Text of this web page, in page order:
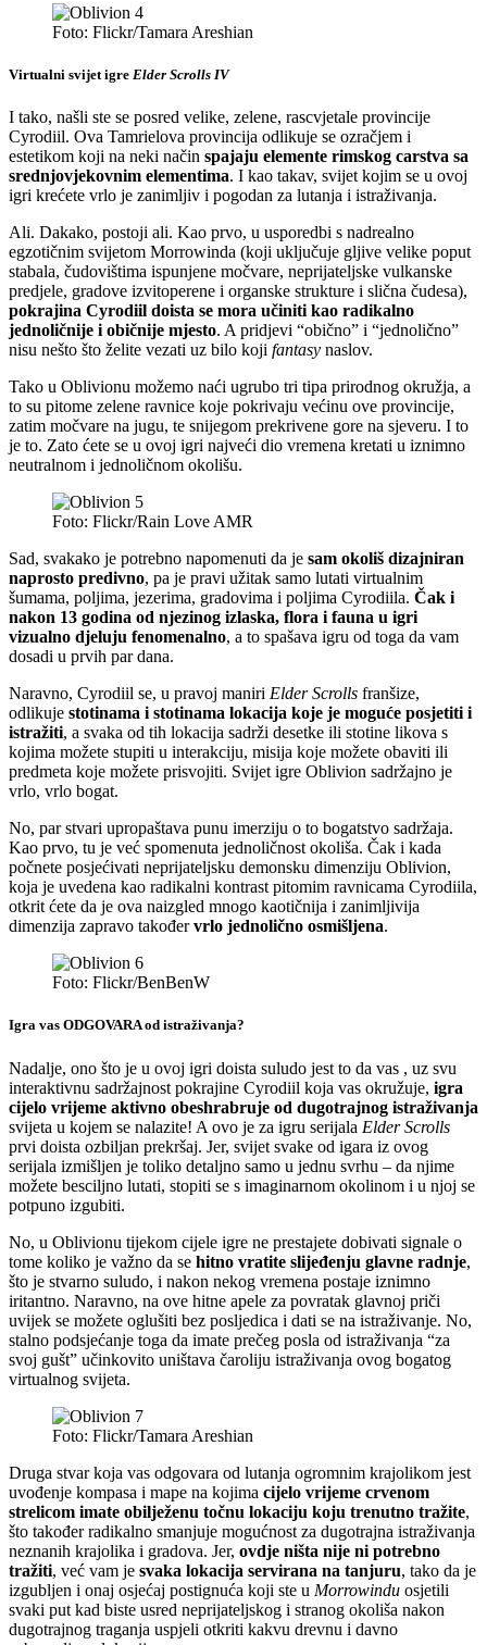
Foto: Flickr/Tamara Areshian
Virtualni svijet igre Elder Scrolls IV
I tako, našli ste se posred velike, zelene, rascvjetale provincije
Cyrodiil. Ova Tamrielova provincija odlikuje se ozračjem i
estetikom koji na neki način spajaju elemente rimskog carstva sa
srednjovjekovnim elementima. I kao takav, svijet kojim se u ovoj
igri krećete vrlo je zanimljiv i pogodan za lutanja i istraživanja.
Ali. Dakako, postoji ali. Kao prvo, u usporedbi s nadrealno
egzotičnim svijetom Morrowinda (koji uključuje gljive velike poput
stabala, čudovištima ispunjene močvare, neprijateljske vulkanske
predjele, gradove izvitoperene i organske strukture i slična čudesa),
pokrajina Cyrodiil doista se mora učiniti kao radikalno
jednoličnije i običnije mjesto. A pridjevi “obično” i “jednolično”
nisu nešto što želite vezati uz bilo koji fantasy naslov.
Tako u Oblivionu možemo naći ugrubo tri tipa prirodnog okružja, a
to su pitome zelene ravnice koje pokrivaju većinu ove provincije,
zatim močvare na jugu, te snijegom prekrivene gore na sjeveru. I to
je to. Zato ćete se u ovoj igri najveći dio vremena kretati u iznimno
neutralnom i jednoličnom okolišu.
Foto: Flickr/Rain Love AMR
Sad, svakako je potrebno napomenuti da je sam okoliš dizajniran
naprosto predivno, pa je pravi užitak samo lutati virtualnim
šumama, poljima, jezerima, gradovima i poljima Cyrodiila. Čak i
nakon 13 godina od njezinog izlaska, flora i fauna u igri
vizualno djeluju fenomenalno, a to spašava igru od toga da vam
dosadi u prvih par dana.
Naravno, Cyrodiil se, u pravoj maniri Elder Scrolls franšize,
odlikuje stotinama i stotinama lokacija koje je moguće posjetiti i
istražiti, a svaka od tih lokacija sadrži desetke ili stotine likova s
kojima možete stupiti u interakciju, misija koje možete obaviti ili
predmeta koje možete prisvojiti. Svijet igre Oblivion sadržajno je
vrlo, vrlo bogat.
No, par stvari upropaštava punu imerziju o to bogatstvo sadržaja.
Kao prvo, tu je već spomenuta jednoličnost okoliša. Čak i kada
počnete posjećivati neprijateljsku demonsku dimenziju Oblivion,
koja je uvedena kao radikalni kontrast pitomim ravnicama Cyrodiila,
otkrit ćete da je ova naizgled mnogo kaotičnija i zanimljivija
dimenzija zapravo takođervrlo jednolično osmišljena.
Foto: Flickr/BenBenW
Igra vas ODGOVARA od istraživanja?
Nadalje, ono što je u ovoj igri doista suludo jest to da vas , uz svu
interaktivnu sadržajnost pokrajine Cyrodiil koja vas okružuje, igra
cijelo vrijeme aktivno obeshrabruje od dugotrajnog istraživanja
svijeta u kojem se nalazite! A ovo je za igru serijala Elder Scrolls
prvi doista ozbiljan prekršaj. Jer, svijet svake od igara iz ovog
serijala izmišljen je toliko detaljno samo u jednu svrhu – da njime
možete besciljno lutati, stopiti se s imaginarnom okolinom i u njoj se
potpuno izgubiti.
No, u Oblivionu tijekom cijele igre ne prestajete dobivati signale o
tome koliko je važno da se hitno vratite slijeđenju glavne radnje,
što je stvarno suludo, i nakon nekog vremena postaje iznimno
iritantno. Naravno, na ove hitne apele za povratak glavnoj priči
uvijek se možete oglušiti bez posljedica i dati se na istraživanje. No,
stalno podsjećanje toga da imate prečeg posla od istraživanja “za
svoj gušt” učinkovito uništava čaroliju istraživanja ovog bogatog
virtualnog svijeta.
Foto: Flickr/Tamara Areshian
Druga stvar koja vas odgovara od lutanja ogromnim krajolikom jest
uvođenje kompasa i mape na kojima cijelo vrijeme crvenom
strelicom imate obilježenu točnu lokaciju koju trenutno tražite,
što također radikalno smanjuje mogućnost za dugotrajna istraživanja
neznanih krajolika i gradova. Jer, ovdje ništa nije ni potrebno
tražiti, već vam je svaka lokacija servirana na tanjuru, tako da je
izgubljen i onaj osjećaj postignuća koji ste u Morrowindu osjetili
svaki put kad biste usred neprijateljskog i stranog okoliša nakon
dugotrajnog traganja uspjeli otkriti kakvu drevnu i davno